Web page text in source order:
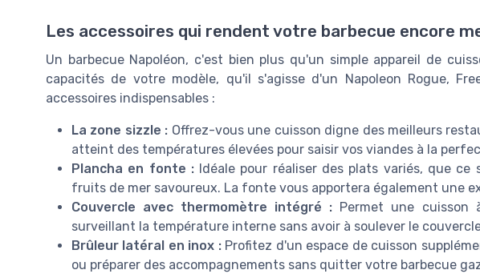
Les accessoires qui rendent votre barbecue encore
Un barbecue Napoléon, c'est bien plus qu'un simple appareil de
capacités de votre modèle, qu'il s'agisse d'un Napoleon Rogue,
accessoires indispensables :
La zone sizzle : Offrez-vous une cuisson digne des meilleurs
atteint des températures élevées pour saisir vos viandes à la
Plancha en fonte :Idéale pour réaliser des plats variés, que ce
fruits de mer savoureux. La fonte vous apportera également une
Couvercle avec thermomètre intégré : Permet une cuisson
surveillant la température interne sans avoir à soulever le
Brûleur latéral en inox :Profitez d'un espace de cuisson
ou préparer des accompagnements sans quitter votre barbecue